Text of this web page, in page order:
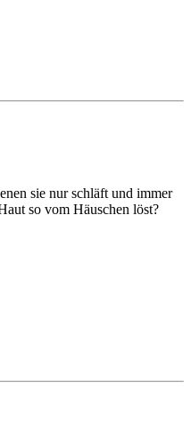
sie nur schläft und immer
so vom Häuschen löst?